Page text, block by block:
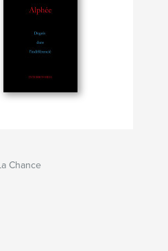
Chance